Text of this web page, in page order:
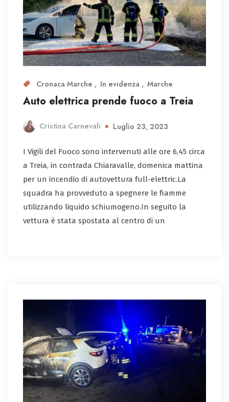
Cronaca Marche In evidenza Marche
Auto elettrica prende fuoco a Treia
Cristina Carnevali Luglio 23, 2023
I Vigili del Fuoco sono intervenuti alle ore 6,45 circa
a Treia, in contrada Chiaravalle, domenica mattina
per un incendio di autovettura full-elettric.La
squadra ha provveduto a spegnere le fiamme
utilizzando liquido schiumogeno.In seguito la
vettura è stata spostata al centro di un